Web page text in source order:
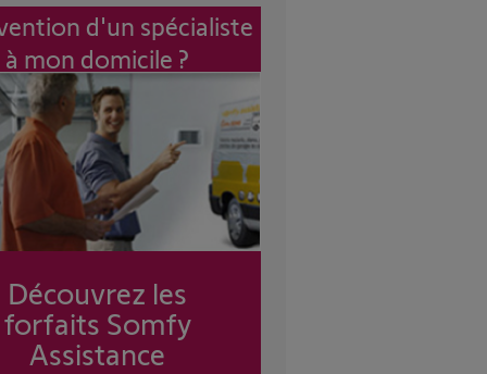
d'un spécialiste
à mon domicile ?
Découvrez les
forfaits Somfy
Assistance